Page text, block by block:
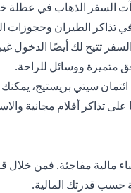
السفر الذهاب في عطلة
في تذاكر الطيران
تتيح لك أيضًا الدخول
متميزة ووسائل للراحة.
سيتي بريستيج، يمكنك
تذاكر أفلام مجانية
مالية مفاجئة. فمن خلال
حسب قدرتك المالية.